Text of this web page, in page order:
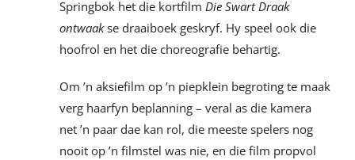
Springbok het die kortfilm Die Swart Draak
ontwaakse draaiboek geskryf. Hy speel ook die
hoofrol en het die choreografie behartig.
Om ’n aksiefilm op ’n piepklein begroting te maak
verg haarfyn beplanning – veral as die kamera
net ’n paar dae kan rol, die meeste spelers nog
nooit op ’n filmstel was nie, en die film propvol